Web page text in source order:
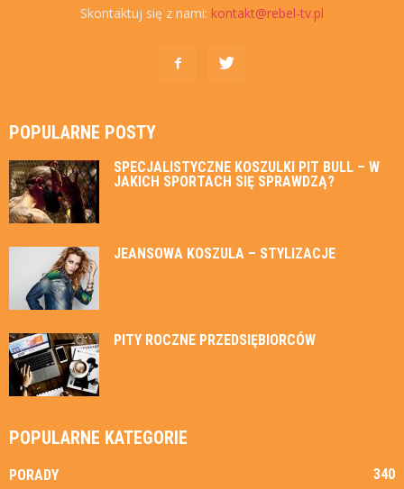
Skontaktuj się z nami: kontakt@rebel-tv.pl
POPULARNE POSTY
SPECJALISTYCZNE KOSZULKI PIT BULL – W
JAKICH SPORTACH SIĘ SPRAWDZĄ?
JEANSOWA KOSZULA – STYLIZACJE
PITY ROCZNE PRZEDSIĘBIORCÓW
POPULARNE KATEGORIE
PORADY 340